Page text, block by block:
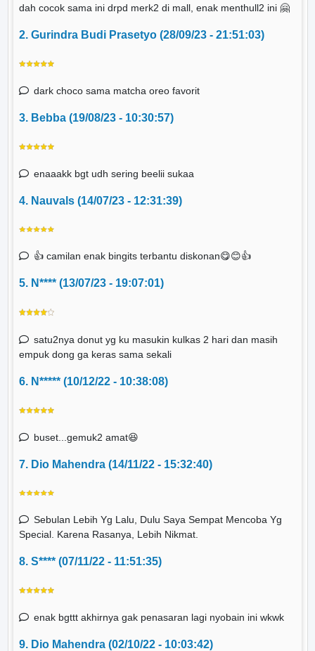
dah cocok sama ini drpd merk2 di mall, enak menthull2 ini 🤗
2. Gurindra Budi Prasetyo (28/09/23 - 21:51:03)
dark choco sama matcha oreo favorit
3. Bebba (19/08/23 - 10:30:57)
enaaakk bgt udh sering beelii sukaa
4. Nauvals (14/07/23 - 12:31:39)
👍 camilan enak bingits terbantu diskonan😋😊👍
5. N**** (13/07/23 - 19:07:01)
satu2nya donut yg ku masukin kulkas 2 hari dan masih
empuk dong ga keras sama sekali
6. N***** (10/12/22 - 10:38:08)
buset...gemuk2 amat😆
7. Dio Mahendra (14/11/22 - 15:32:40)
Sebulan Lebih Yg Lalu, Dulu Saya Sempat Mencoba Yg
Special. Karena Rasanya, Lebih Nikmat.
8. S**** (07/11/22 - 11:51:35)
enak bgttt akhirnya gak penasaran lagi nyobain ini wkwk
9. Dio Mahendra (02/10/22 - 10:03:42)